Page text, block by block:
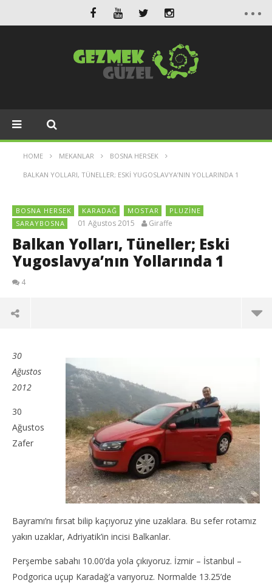
HOME MEKANLAR BOSNA HERSEK
BALKAN YOLLARI, TÜNELLER; ESKI YUGOSLAVYA’NIN YOLLARINDA 1
BOSNA HERSEK KARADAĞ MOSTAR
PLUZINE
SARAYBOSNA
01 Ağustos 2015 Giraffe
Balkan Yolları, Tüneller; Eski
Yugoslavya’nın Yollarında 1
4
NOW VIEWING
Balkan Yolları, Tüneller; Eski Yugoslavya’nın
Yollarında 1
Ağustos
2015
Giraffe
30
Ağustos
2012
30
Ağustos
Zafer
Bayramı’nı fırsat bilip kaçıyoruz yine uzaklara. Bu sefer rotamız
yakın uzaklar, Adriyatik’in incisi Balkanlar.
Perşembe sabahı 10.00’da yola çıkıyoruz. İzmir – İstanbul –
Podgorica uçup Karadağ’a varıyoruz. Normalde 13.25’de